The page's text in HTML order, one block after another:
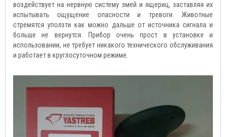
воздействует на нервную систему змей и ящериц, заставляя их
испытывать ощущение опасности и тревоги. Животные
стремятся уползти как можно дальше от источника сигнала и
больше не вернутся. Прибор очень прост в установке и
использовании, не требует никакого технического обслуживания
и работает в круглосуточном режиме.